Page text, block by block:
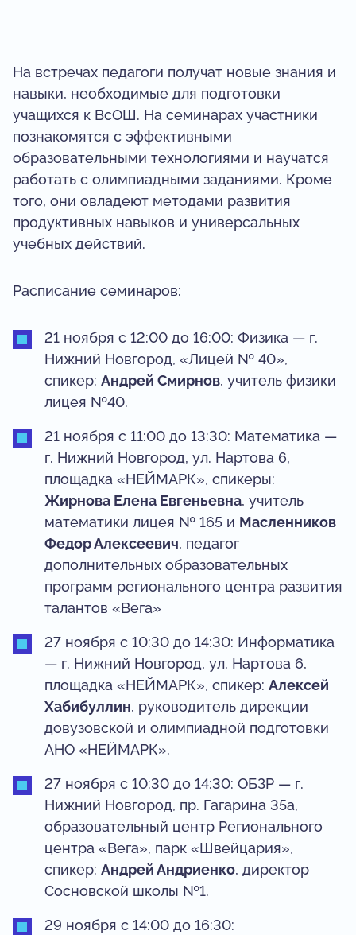
На встречах педагоги получат новые знания и
навыки, необходимые для подготовки
учащихся к ВсОШ. На семинарах участники
познакомятся с эффективными
образовательными технологиями и научатся
работать с олимпиадными заданиями. Кроме
того, они овладеют методами развития
продуктивных навыков и универсальных
учебных действий.
Расписание семинаров:
21 ноября с 12:00 до 16:00: Физика — г.
Нижний Новгород, «Лицей № 40»,
спикер: Андрей Смирнов, учитель физики
лицея №40.
21 ноября с 11:00 до 13:30: Математика —
г. Нижний Новгород, ул. Нартова 6,
площадка «НЕЙМАРК», спикеры:
Жирнова Елена Евгеньевна, учитель
математики лицея № 165 и Масленников
Федор Алексеевич, педагог
дополнительных образовательных
программ регионального центра развития
талантов «Вега»
27 ноября с 10:30 до 14:30: Информатика
— г. Нижний Новгород, ул. Нартова 6,
площадка «НЕЙМАРК», спикер: Алексей
Хабибуллин, руководитель дирекции
довузовской и олимпиадной подготовки
АНО «НЕЙМАРК».
27 ноября с 10:30 до 14:30: ОБЗР — г.
Нижний Новгород, пр. Гагарина 35а,
образовательный центр Регионального
центра «Вега», парк «Швейцария»,
спикер: Андрей Андриенко, директор
Сосновской школы №1.
29 ноября с 14:00 до 16:30: